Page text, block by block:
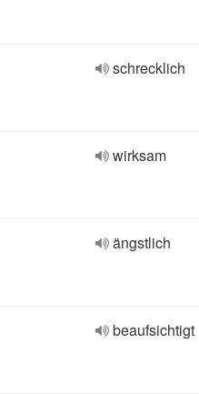
schrecklich
wirksam
ängstlich
beaufsichtigt